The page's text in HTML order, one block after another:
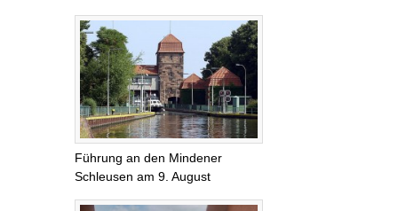
Führung an den Mindener
Schleusen am 9. August